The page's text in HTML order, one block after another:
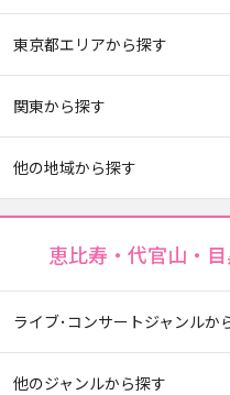
東京都エリアから探す
関東から探す
他の地域から探す
恵比寿・代官山・
ライブ･コンサートジャンルか
他のジャンルから探す